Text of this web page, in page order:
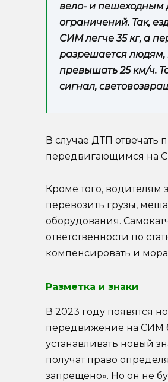
вело- и пешеходным
ограничений. Так,
СИМ легче 35 кг, а
разрешается людям,
превышать 25 км/ч.
сигнал,
В случае ДТП отвечать
передвигающимся на
Кроме того, водителям
перевозить грузы,
оборудования.
ответственности по
компенсировать и
Разметка и знаки
В 2023 году появятся
передвижение на СИМ
устанавливать новый
получат право
запрещено». Но он не